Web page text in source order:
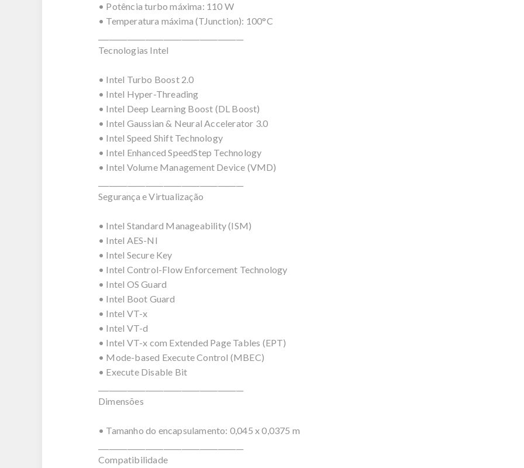
• Potência turbo máxima: 110 W
• Temperatura máxima (TJunction): 100°C
Tecnologias Intel
• Intel Turbo Boost 2.0
• Intel Hyper-Threading
• Intel Deep Learning Boost (DL Boost)
• Intel Gaussian & Neural Accelerator 3.0
• Intel Speed Shift Technology
• Intel Enhanced SpeedStep Technology
• Intel Volume Management Device (VMD)
Segurança e Virtualização
• Intel Standard Manageability (ISM)
• Intel AES-NI
• Intel Secure Key
• Intel Control-Flow Enforcement Technology
• Intel OS Guard
• Intel Boot Guard
• Intel VT-x
• Intel VT-d
• Intel VT-x com Extended Page Tables (EPT)
• Mode-based Execute Control (MBEC)
• Execute Disable Bit
Dimensões
• Tamanho do encapsulamento: 0,045 x 0,0375 m
Compatibilidade